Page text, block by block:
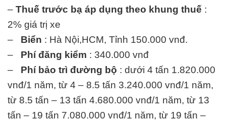
– Thuế trước bạ áp dụng theo khung thuế :
2% giá trị xe
– Biển : Hà Nội,HCM, Tỉnh 150.000 vnđ.
– Phí đăng kiểm : 340.000 vnđ
– Phí bảo trì đường bộ : dưới 4 tấn 1.820.000
vnđ/1 năm, từ 4 – 8.5 tấn 3.240.000 vnđ/1 năm,
từ 8.5 tấn – 13 tấn 4.680.000 vnđ/1 năm, từ 13
tấn – 19 tấn 7.080.000 vnđ/1 năm, từ 19 tấn –